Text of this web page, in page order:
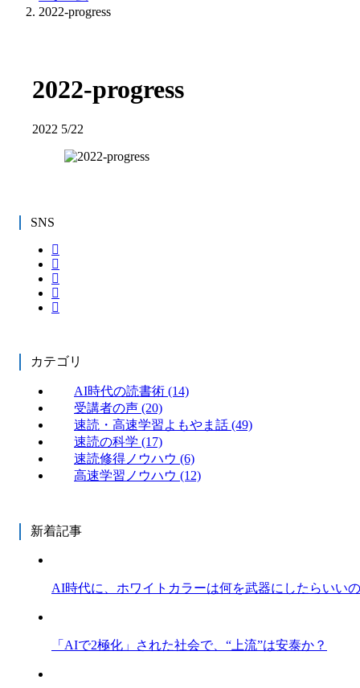
2022-progress
2022-progress
2022 5/22
SNS
カテゴリ
AI時代の読書術 (14)
受講者の声 (20)
速読・高速学習よもやま話 (49)
速読の科学 (17)
速読修得ノウハウ (6)
高速学習ノウハウ (12)
新着記事
AI時代に、ホワイトカラーは何を武器にしたらいい
「AIで2極化」された社会で、“上流”は安泰か？